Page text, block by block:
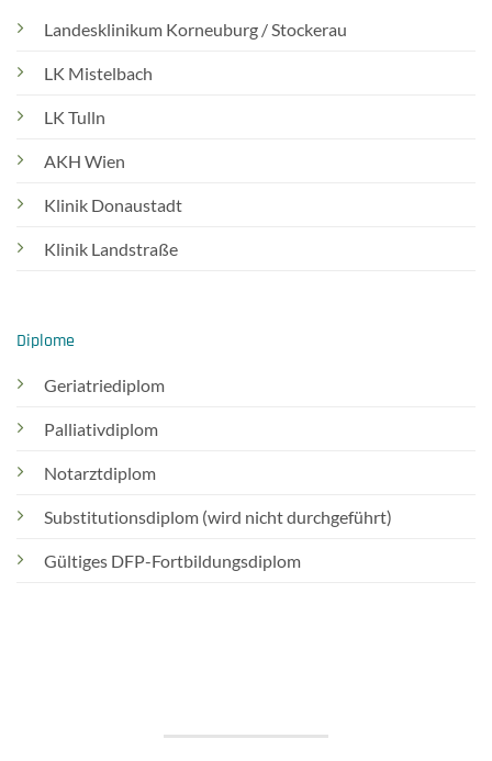
Landesklinikum Korneuburg / Stockerau
LK Mistelbach
LK Tulln
AKH Wien
Klinik Donaustadt
Klinik Landstraße
Diplome
Geriatriediplom
Palliativdiplom
Notarztdiplom
Substitutionsdiplom (wird nicht durchgeführt)
Gültiges DFP-Fortbildungsdiplom